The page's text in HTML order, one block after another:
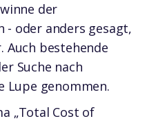
der
- oder anders gesagt,
Auch bestehende
Suche nach
Lupe genommen.
„Total Cost of